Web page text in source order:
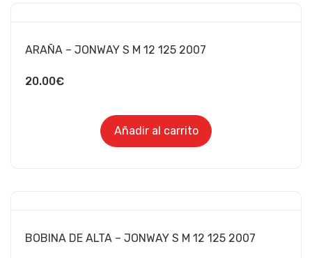
ARAÑA – JONWAY S M 12 125 2007
20.00€
Añadir al carrito
BOBINA DE ALTA – JONWAY S M 12 125 2007